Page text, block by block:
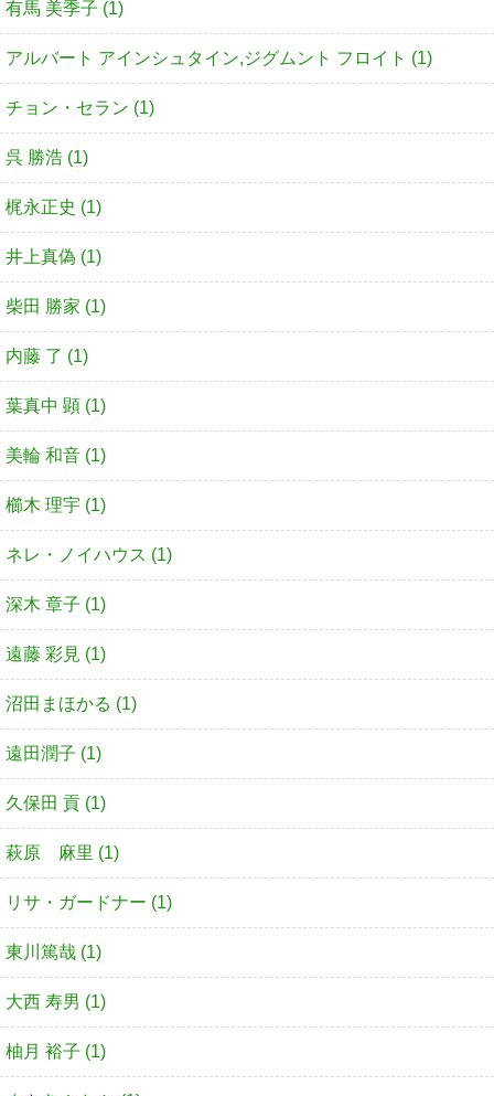
有馬 美季子 (1)
アルバート アインシュタイン,ジグムント フロイト (1)
チョン・セラン (1)
呉 勝浩 (1)
梶永正史 (1)
井上真偽 (1)
柴田 勝家 (1)
内藤 了 (1)
葉真中 顕 (1)
美輪 和音 (1)
櫛木 理宇 (1)
ネレ・ノイハウス (1)
深木 章子 (1)
遠藤 彩見 (1)
沼田まほかる (1)
遠田潤子 (1)
久保田 貢 (1)
萩原 麻里 (1)
リサ・ガードナー (1)
東川篤哉 (1)
大西 寿男 (1)
柚月 裕子 (1)